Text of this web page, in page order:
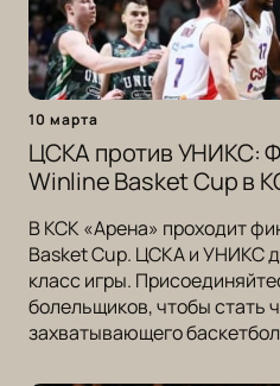
10 марта
ЦСКА против УНИКС:
Winline Basket Cup в
В КСК «Арена» проходит
Basket Cup. ЦСКА и УНИКС
класс игры.
болельщиков, чтобы стать
захватывающего